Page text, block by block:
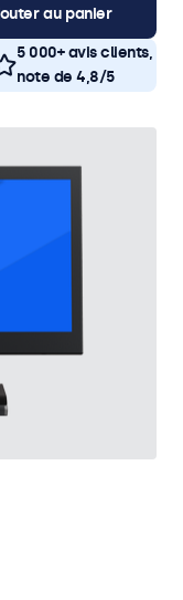
au panier
5 000+ avis clients,
note de 4,8/5